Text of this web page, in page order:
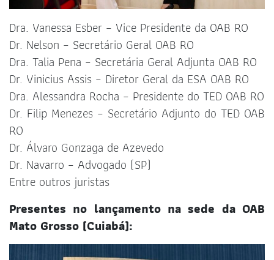
Dra. Vanessa Esber – Vice Presidente da OAB RO
Dr. Nelson – Secretário Geral OAB RO
Dra. Talia Pena – Secretária Geral Adjunta OAB RO
Dr. Vinicius Assis – Diretor Geral da ESA OAB RO
Dra. Alessandra Rocha – Presidente do TED OAB RO
Dr. Filip Menezes – Secretário Adjunto do TED OAB
RO
Dr. Álvaro Gonzaga de Azevedo
Dr. Navarro – Advogado (SP)
Entre outros juristas
Presentes no lançamento na sede da OAB
Mato Grosso (Cuiabá):